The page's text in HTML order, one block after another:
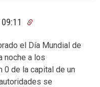
el Día Mundial de
noche a los
0 de la capital de un
se